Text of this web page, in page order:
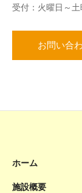
受付：火曜日～
お問い合
ホーム
施設概要